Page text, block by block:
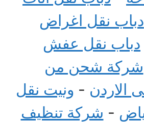
دباب نقل اغراض
دباب نقل عفش
شركة شحن من
الاردن - ونيت نقل
- شركة تنظيف